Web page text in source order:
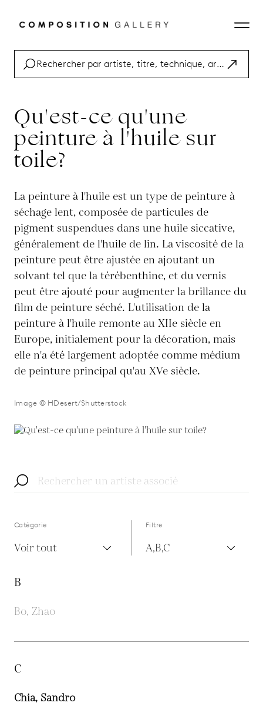
Qu'est-ce qu'une
peinture à l'huile sur
toile?
La peinture à l'huile est un type de peinture à
séchage lent, composée de particules de
pigment suspendues dans une huile siccative,
généralement de l'huile de lin. La viscosité de la
peinture peut être ajustée en ajoutant un
solvant tel que la térébenthine, et du vernis
peut être ajouté pour augmenter la brillance du
film de peinture séché. L'utilisation de la
peinture à l'huile remonte au XIIe siècle en
Europe, initialement pour la décoration, mais
elle n'a été largement adoptée comme médium
de peinture principal qu'au XVe siècle.
Image © HDesert/Shutterstock
Catégorie
Voir tout
Filtre
A,B,C
B
Bo, Zhao
C
Chia, Sandro